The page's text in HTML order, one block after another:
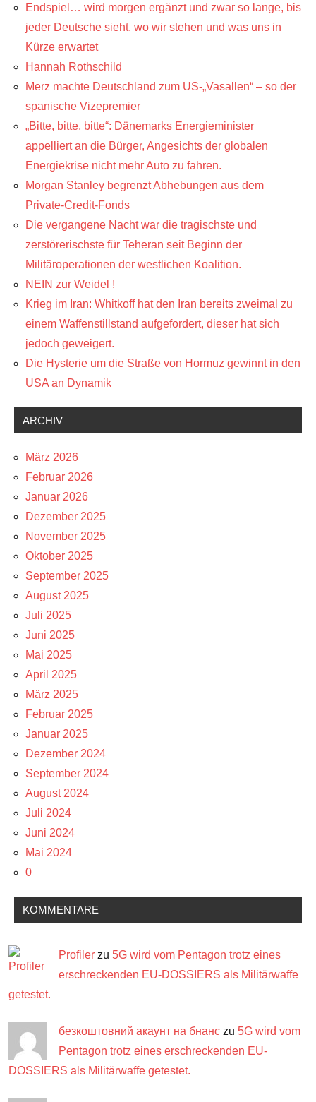
Endspiel… wird morgen ergänzt und zwar so lange, bis
jeder Deutsche sieht, wo wir stehen und was uns in
Kürze erwartet
Hannah Rothschild
Merz machte Deutschland zum US-„Vasallen“ – so der
spanische Vizepremier
„Bitte, bitte, bitte“: Dänemarks Energieminister
appelliert an die Bürger, Angesichts der globalen
Energiekrise nicht mehr Auto zu fahren.
Morgan Stanley begrenzt Abhebungen aus dem
Private-Credit-Fonds
Die vergangene Nacht war die tragischste und
zerstörerischste für Teheran seit Beginn der
Militäroperationen der westlichen Koalition.
NEIN zur Weidel !
Krieg im Iran: Whitkoff hat den Iran bereits zweimal zu
einem Waffenstillstand aufgefordert, dieser hat sich
jedoch geweigert.
Die Hysterie um die Straße von Hormuz gewinnt in den
USA an Dynamik
ARCHIV
März 2026
Februar 2026
Januar 2026
Dezember 2025
November 2025
Oktober 2025
September 2025
August 2025
Juli 2025
Juni 2025
Mai 2025
April 2025
März 2025
Februar 2025
Januar 2025
Dezember 2024
September 2024
August 2024
Juli 2024
Juni 2024
Mai 2024
0
KOMMENTARE
Profiler zu 5G wird vom Pentagon trotz eines
erschreckenden EU-DOSSIERS als Militärwaffe
getestet.
безкоштовний акаунт на бнанс zu 5G wird vom
Pentagon trotz eines erschreckenden EU-
DOSSIERS als Militärwaffe getestet.